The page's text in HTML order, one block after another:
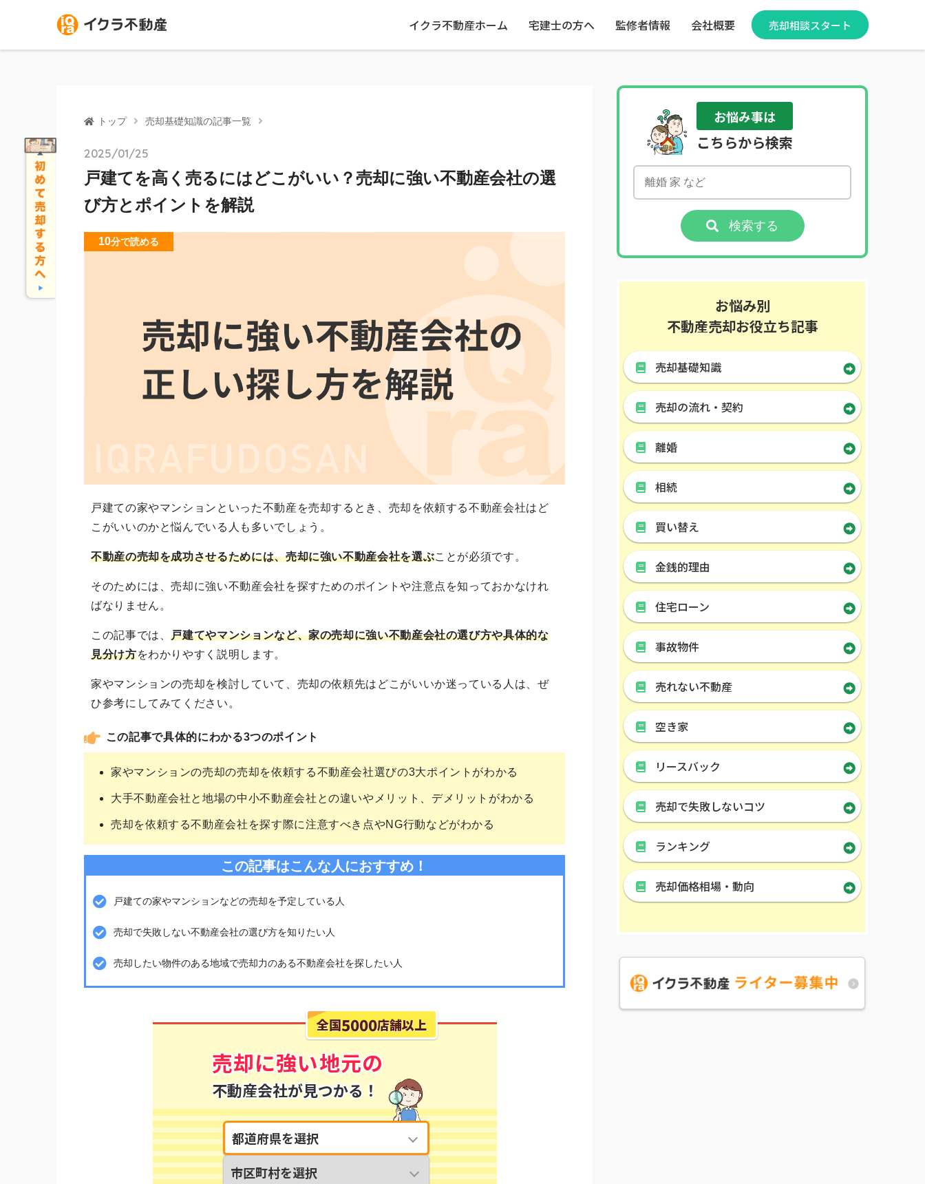
イクラ不動産ホーム 宅建士の方へ 監修者情報 会社概要 売却相談スタート
トップ 売却基礎知識の記事一覧
2025/01/25
戸建てを高く売るにはどこがいい？売却に強い不動産会社の選
び方とポイントを解説
10分で読める
戸建ての家やマンションといった不動産を売却するとき、売却を依頼する不動産会社はど
こがいいのかと悩んでいる人も多いでしょう。
不動産の売却を成功させるためには、売却に強い不動産会社を選ぶことが必須です。
そのためには、売却に強い不動産会社を探すためのポイントや注意点を知っておかなけれ
ばなりません。
この記事では、戸建てやマンションなど、家の売却に強い不動産会社の選び方や具体的な
見分け方をわかりやすく説明します。
家やマンションの売却を検討していて、売却の依頼先はどこがいいか迷っている人は、ぜ
ひ参考にしてみてください。
この記事で具体的にわかる3つのポイント
家やマンションの売却の売却を依頼する不動産会社選びの3大ポイントがわかる
大手不動産会社と地場の中小不動産会社との違いやメリット、デメリットがわかる
売却を依頼する不動産会社を探す際に注意すべき点やNG行動などがわかる
この記事はこんな人におすすめ！
戸建ての家やマンションなどの売却を予定している人
売却で失敗しない不動産会社の選び方を知りたい人
売却したい物件のある地域で売却力のある不動産会社を探したい人
お悩み事は
こちらから検索
検索する
お悩み別
不動産売却お役立ち記事
売却基礎知識
売却の流れ・契約
離婚
相続
買い替え
金銭的理由
住宅ローン
事故物件
売れない不動産
空き家
リースバック
売却で失敗しないコツ
ランキング
売却価格相場・動向